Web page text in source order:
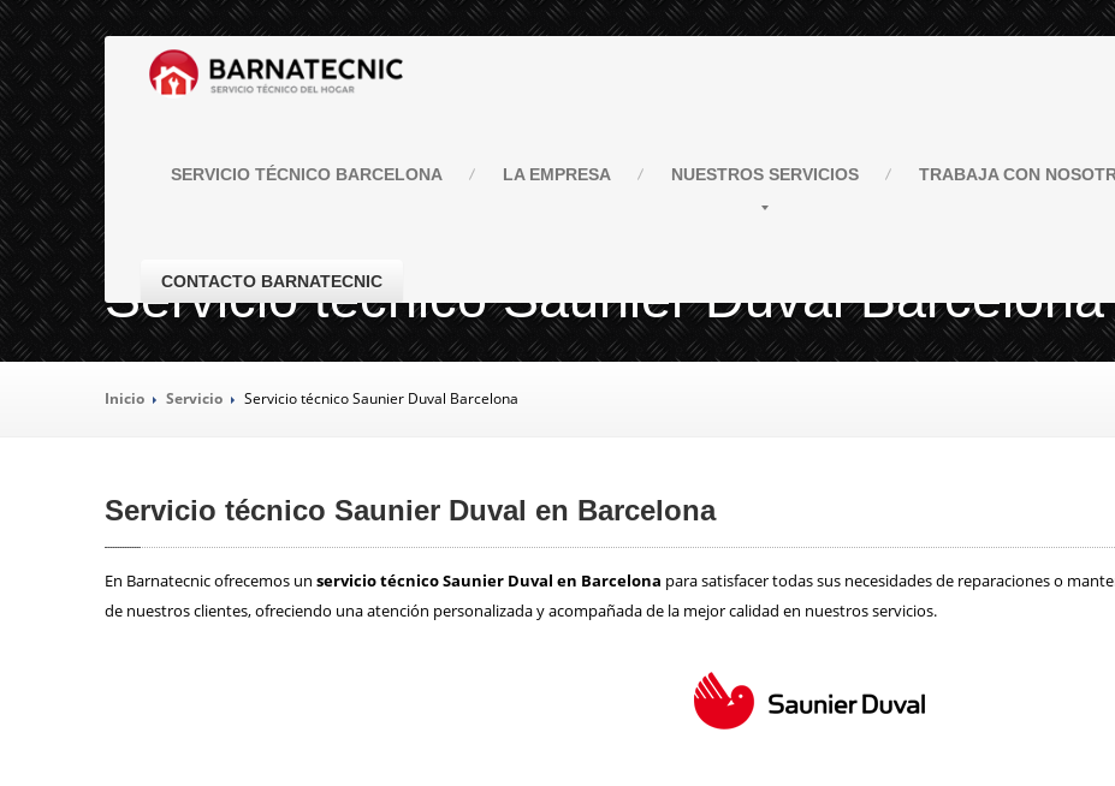
SERVICIO TÉCNICO BARCELONA LAEMPRESA NUESTROS SERVICIOS TRABAJACON
CONTACTO BARNATECNIC
Servicio técnico Saunier Duval Barcelona
Inicio Servicio Serviciotécnico Saunier Duval Barcelona
Servicio técnico Saunier Duval en Barcelona
En Barnatecnic ofrecemos un servicio técnico Saunier Duval en Barcelona para satisfacer todas sus necesidades de reparaciones o
de nuestros clientes, ofreciendo una atención personalizada y acompañada de la mejor calidad en nuestros servicios.